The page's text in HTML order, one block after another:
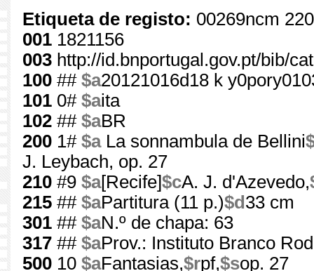
Etiqueta de registo: 00269ncm
001 1821156
003 http://id.bnportugal.gov.pt/bib/
100 ## $a20121016d18 k
101 0# $aita
102 ## $aBR
200 1# $aLa sonnambula de Bellini
J. Leybach, op. 27
210 #9 $a[Recife]$cA. J. d'Azevedo,
215 ## $aPartitura (11 p.)$d 33 cm
301 ## $aN.º de chapa: 63
317 ## $aProv.: Instituto Branco
500 10 $aFantasias,$rpf,$sop. 27